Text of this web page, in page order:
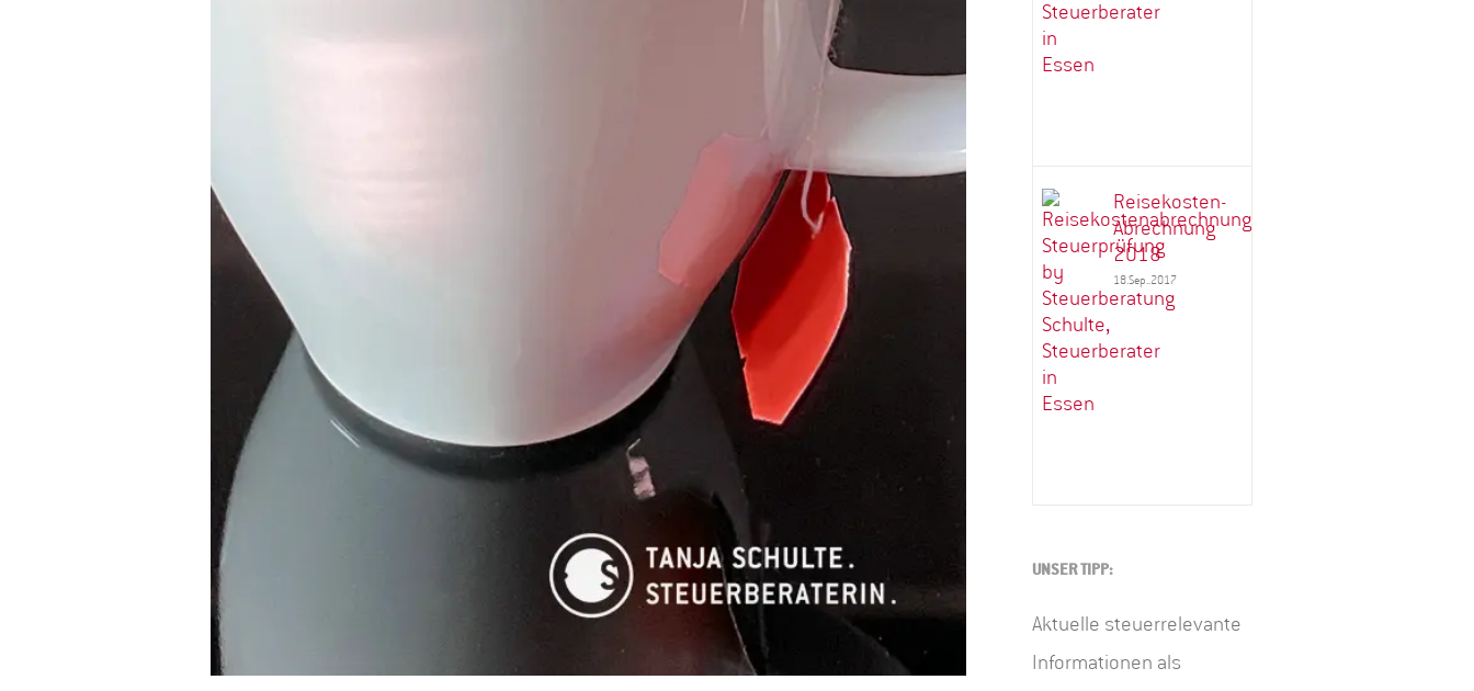
Reisekosten-
Abrechnung
2018
18.Sep..2017
UNSER TIPP:
Aktuelle steuerrelevante
Informationen als